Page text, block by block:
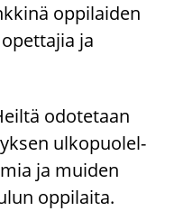
op­pi­lai­den
ja
odo­te­taan
ul­ko­puo­lel­
ja mui­den
op­pi­lai­ta.